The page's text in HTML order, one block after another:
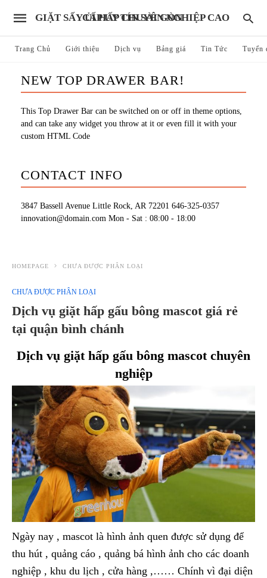
GIẶT SẤY ỦI HẤP CHUYÊN NGHIỆP CAO CẤP UY TÍN SÀI GÒN
Trang Chủ Giới thiệu Dịch vụ Bảng giá Tin Tức Tuyển
NEW TOP DRAWER BAR!
This Top Drawer Bar can be switched on or off in theme options,
and can take any widget you throw at it or even fill it with your
custom HTML Code
CONTACT INFO
3847 Bassell Avenue Little Rock, AR 72201 646-325-0357
innovation@domain.com Mon - Sat : 08:00 - 18:00
HOMEPAGE CHƯA ĐƯỢC PHÂN LOẠI
CHƯA ĐƯỢC PHÂN LOẠI
Dịch vụ giặt hấp gấu bông mascot giá rẻ
tại quận bình chánh
Dịch vụ giặt hấp gấu bông mascot chuyên
nghiệp
Ngày nay , mascot là hình ảnh quen được sử dụng để
thu hút , quảng cáo , quảng bá hình ảnh cho các doanh
nghiệp , khu du lịch , cửa hàng ,…… Chính vì đại diện